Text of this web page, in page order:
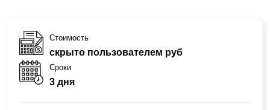
Стоимость
скрыто пользователем руб
Сроки
3 дня